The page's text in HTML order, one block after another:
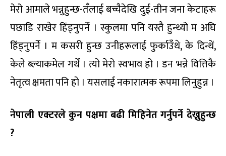
मेरो आमाले भन्नुहुन्छ-तँलाई बच्चैदेखि दुई-तीन जना केटाहरू
पछाडि राखेर हिंड्नुपर्ने । स्कुलमा पनि यस्तै हुन्थ्यो म अघि
हिंड्नुपर्ने । म कसरी हुन्छ उनीहरूलाई फुर्काउँथे, के दिन्थें,
केले ब्ल्याकमेल गर्थें । त्यो मेरो स्वभाव हो । डन भन्ने वित्तिकै
नेतृत्व क्षमता पनि हो । यसलाई नकारात्मक रूपमा लिनुहुन्न ।
नेपाली एक्टरले कुन पक्षमा बढी मिहिनेत गर्नुपर्ने देख्नुहुन्छ
?